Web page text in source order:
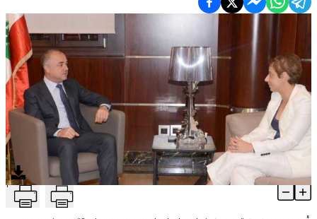
ثقافة ومجتمع
منوعات
مواقف
وليد جنبلاطالحزب
ابحث
سفيرة قبرص لبوصعب: لن نسمح باستعمال أرضنا للاعتداء على لبنان T